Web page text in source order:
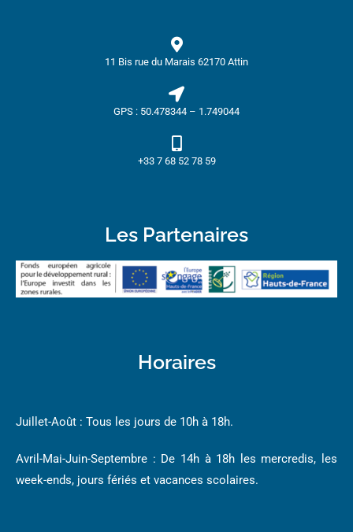
11 Bis rue du Marais 62170 Attin
GPS : 50.478344 – 1.749044
+33 7 68 52 78 59
Les Partenaires
Horaires
Juillet-Août : Tous les jours de 10h à 18h.
Avril-Mai-Juin-Septembre : De 14h à 18h les mercredis, les
week-ends, jours fériés et vacances scolaires.